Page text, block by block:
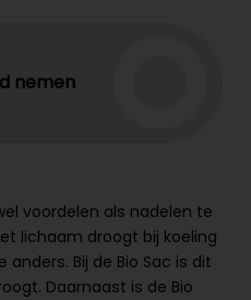
nemen
voordelen als nadelen te
lichaam droogt bij koeling
Bij de Bio Sac is dit
Daarnaast is de Bio